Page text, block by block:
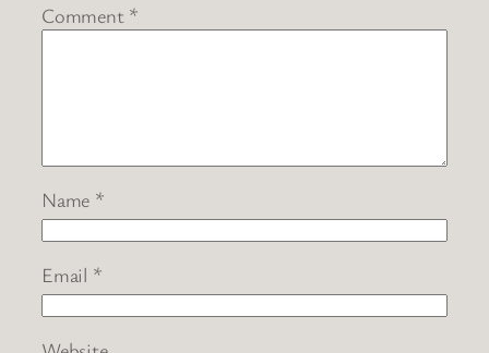
Comment *
Name *
Email *